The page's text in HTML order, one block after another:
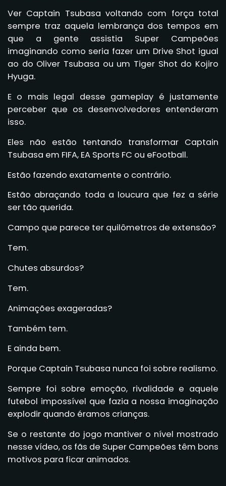
Ver Captain Tsubasa voltando com força total
sempre traz aquela lembrança dos tempos em
que a gente assistia Super Campeões
imaginando como seria fazer um Drive Shot igual
ao do Oliver Tsubasa ou um Tiger Shot do Kojiro
Hyuga.
E o mais legal desse gameplay é justamente
perceber que os desenvolvedores entenderam
isso.
Eles não estão tentando transformar Captain
Tsubasa em FIFA, EA Sports FC ou eFootball.
Estão fazendo exatamente o contrário.
Estão abraçando toda a loucura que fez a série
ser tão querida.
Campo que parece ter quilômetros de extensão?
Tem.
Chutes absurdos?
Tem.
Animações exageradas?
Também tem.
E ainda bem.
Porque Captain Tsubasa nunca foi sobre realismo.
Sempre foi sobre emoção, rivalidade e aquele
futebol impossível que fazia a nossa imaginação
explodir quando éramos crianças.
Se o restante do jogo mantiver o nível mostrado
nesse vídeo, os fãs de Super Campeões têm bons
motivos para ficar animados.